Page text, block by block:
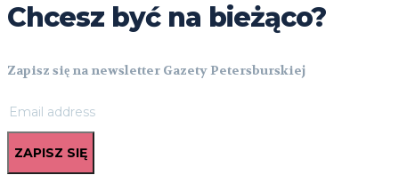
Chcesz być na bieżąco?
Zapisz się na newsletter Gazety Petersburskiej
ZAPISZ SIĘ